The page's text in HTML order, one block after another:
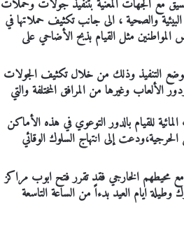
مع الجهات المعنية بتنفيذ جولات وحملات
والصحية ، الى جانب تكثيف حملاتها في
مثل القيام بذبح الأضاحي على
موضع التنفيذ وذلك من خلال تكثيف الجولات
الألعاب وغيرها من المرافق المختلفة والتي
للقيام بالدور التوعوي في هذه الأماكن
إلى انتهاج السلوك الوقائي
محيطهم الخارجي فقد تقرر فتح ابوب مراكز
ايام العيد بدءاً من الساعة التاسعة